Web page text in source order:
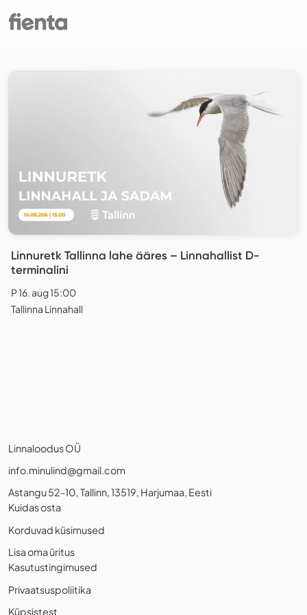
Linnuretk Tallinna lahe ääres – Linnahallist D-
terminalini
P 16. aug 15:00
Tallinna Linnahall
Linnaloodus OÜ
info.minulind@gmail.com
Astangu 52-10, Tallinn, 13519, Harjumaa, Eesti
Kuidas osta
Korduvad küsimused
Lisa oma üritus
Kasutustingimused
Privaatsuspoliitika
Küpsistest